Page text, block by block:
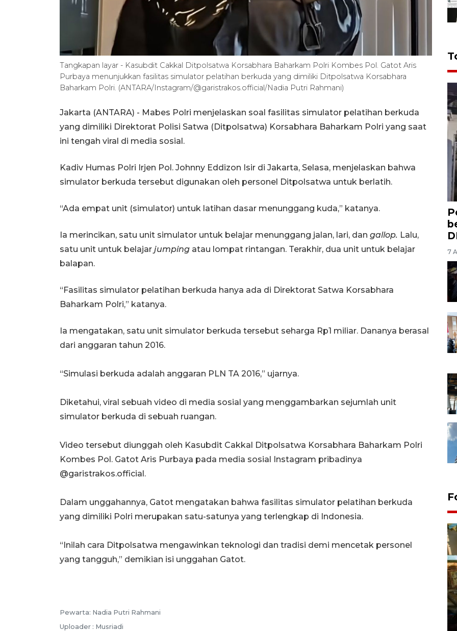
Tangkapan layar - Kasubdit Cakkal Ditpolsatwa Korsabhara Baharkam Polri Kombes Pol. Gatot Aris
Purbaya menunjukkan fasilitas simulator pelatihan berkuda yang dimiliki Ditpolsatwa Korsabhara
Baharkam Polri. (ANTARA/Instagram/@garistrakos.official/Nadia Putri Rahmani)
Jakarta (ANTARA) - Mabes Polri menjelaskan soal fasilitas simulator pelatihan berkuda
yang dimiliki Direktorat Polisi Satwa (Ditpolsatwa) Korsabhara Baharkam Polri yang saat
ini tengah viral di media sosial.
Kadiv Humas Polri Irjen Pol. Johnny Eddizon Isir di Jakarta, Selasa, menjelaskan bahwa
simulator berkuda tersebut digunakan oleh personel Ditpolsatwa untuk berlatih.
“Ada empat unit (simulator) untuk latihan dasar menunggang kuda,” katanya.
Ia merincikan, satu unit simulator untuk belajar menunggang jalan, lari, dan gallop. Lalu,
satu unit untuk belajar jumping atau lompat rintangan. Terakhir, dua unit untuk belajar
balapan.
“Fasilitas simulator pelatihan berkuda hanya ada di Direktorat Satwa Korsabhara
Baharkam Polri,” katanya.
Ia mengatakan, satu unit simulator berkuda tersebut seharga Rp1 miliar. Dananya berasal
dari anggaran tahun 2016.
“Simulasi berkuda adalah anggaran PLN TA 2016,” ujarnya.
Diketahui, viral sebuah video di media sosial yang menggambarkan sejumlah unit
simulator berkuda di sebuah ruangan.
Video tersebut diunggah oleh Kasubdit Cakkal Ditpolsatwa Korsabhara Baharkam Polri
Kombes Pol. Gatot Aris Purbaya pada media sosial Instagram pribadinya
@garistrakos.official.
Dalam unggahannya, Gatot mengatakan bahwa fasilitas simulator pelatihan berkuda
yang dimiliki Polri merupakan satu-satunya yang terlengkap di Indonesia.
“Inilah cara Ditpolsatwa mengawinkan teknologi dan tradisi demi mencetak personel
yang tangguh,” demikian isi unggahan Gatot.
Pewarta: Nadia Putri Rahmani
Uploader : Musriadi
7